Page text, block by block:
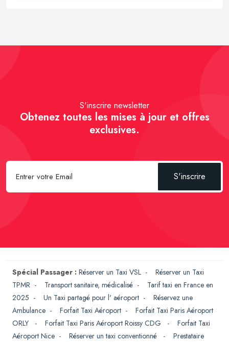
S'inscrire newsletter
Obtenez toutes les mises à jour et offres
exclusives.
S'inscrire
Spécial Passager : Réserver un Taxi VSL - Réserver un Taxi
TPMR - Transport sanitaire, médicalisé - Tarif taxi en France en
2025 - Un Taxi partagé pour l' aéroport - Réservez une
Ambulance - Forfait Taxi Aéroport - Forfait Taxi Paris Aéroport
ORLY
- Forfait Taxi Paris Aéroport Roissy CDG - Forfait Taxi
Aéroport Nice - Réserver un taxi conventionné - Prestataire